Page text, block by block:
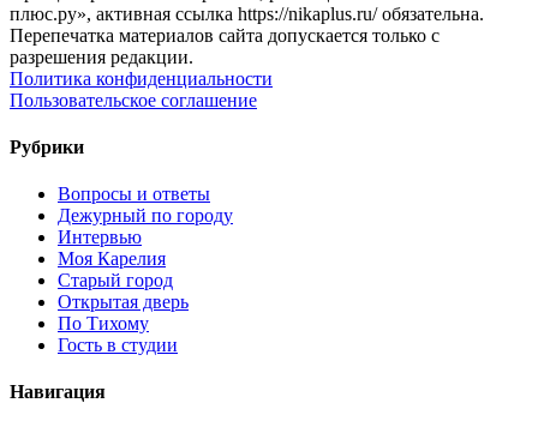
плюс.ру», активная ссылка https://nikaplus.ru/ обязательна.
Перепечатка материалов сайта допускается только с
разрешения редакции.
Политика конфиденциальности
Пользовательское соглашение
Рубрики
Вопросы и ответы
Дежурный по городу
Интервью
Моя Карелия
Старый город
Открытая дверь
По Тихому
Гость в студии
Навигация